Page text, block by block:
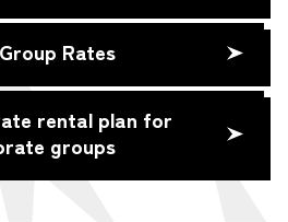
Rates
rental plan for
groups